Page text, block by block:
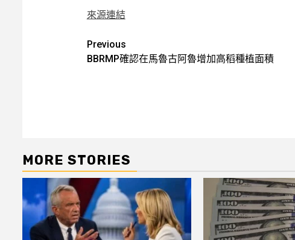
來源連結
Post
navigation
Previous
BBRMP確認在馬魯古阿魯增加高稻種植面積
MORE STORIES